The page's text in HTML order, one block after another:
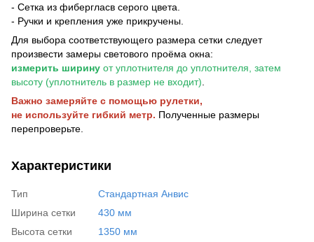
- Сетка из фибергласв серого цвета.
- Ручки и крепления уже прикручены.
Для выбора соответствующего размера сетки следует
произвести замеры светового проёма окна:
измерить ширину от уплотнителя до уплотнителя, затем
высоту (уплотнитель в размер не входит)
Важно замеряйте с помощью рулетки,
не используйте гибкий метр. Полученные размеры
перепроверьте.
Характеристики
Тип
Стандартная Анвис
Ширина сетки
430 мм
Высота сетки
1350 мм